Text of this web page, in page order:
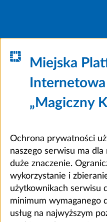
Miejska
Internetowa
„Magiczny
Ochrona prywatności
naszego serwisu ma dla
duże znaczenie.
wykorzystanie i
użytkownikach serwisu
minimum wymaganego
usług na najwyższym